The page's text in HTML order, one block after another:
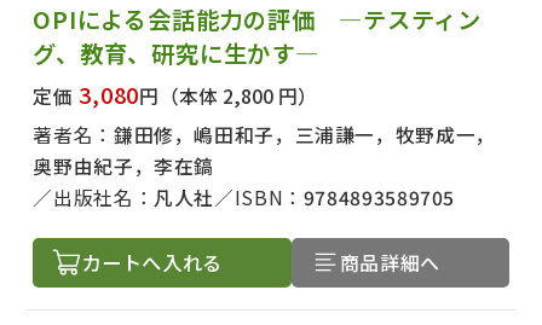
OPIによる会話能力の評価 ―テスティン
グ、教育、研究に生かす―
定価 3,080円 （本体 2,800 円）
著者名： 鎌田修，嶋田和子，三浦謙一，牧野成一，
奥野由紀子，李在鎬
出版社名： 凡人社 ISBN： 9784893589705
カートへ入れる 商品詳細へ